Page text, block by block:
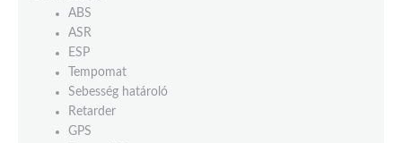
ABS
ASR
ESP
Tempomat
Sebesség határoló
Retarder
GPS